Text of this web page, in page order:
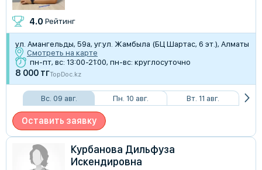
4.0 Рейтинг
​ул. Амангельды, 59а, уг.ул. Жамбыла (БЦ Шартас, 6 эт.), Алматы
Смотреть на карте
пн-пт, вс: 13:00-21:00, пн-вс: круглосуточно
8 000 тгTopDoc.kz
Вс. 09 авг. Пн. 10 авг. Вт. 11 авг.
Оставить заявку
Курбанова Дильфуза
Искендировна